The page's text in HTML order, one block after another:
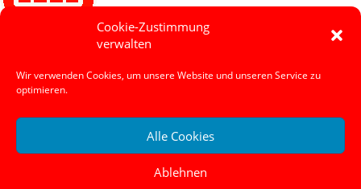
Cookie-Zustimmung
verwalten
Wir verwenden Cookies, um unsere Website und unseren Service zu
optimieren.
Alle Cookies
Ablehnen
Social Media